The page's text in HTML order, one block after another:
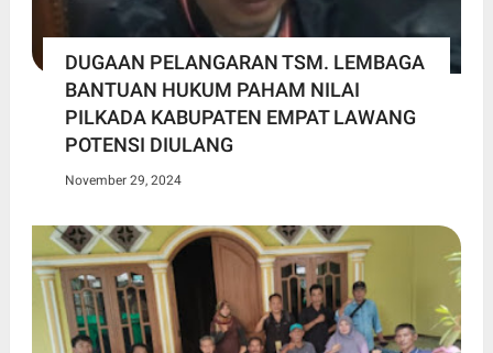
DUGAAN PELANGARAN TSM. LEMBAGA
BANTUAN HUKUM PAHAM NILAI
PILKADA KABUPATEN EMPAT LAWANG
POTENSI DIULANG
November 29, 2024